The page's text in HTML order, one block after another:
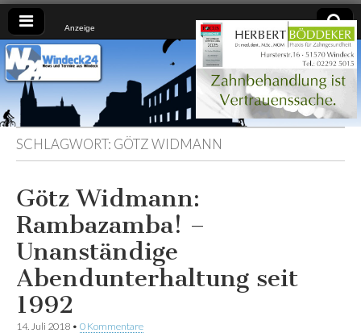
Anzeige
Windeck24
Nachrichten
aus dem
Ländchen
für das
Ländchen
SCHLAGWORT: GÖTZ WIDMANN
Götz Widmann:
Rambazamba! –
Unanständige
Abendunterhaltung seit
1992
14. Juli 2018 • 0 Kommentare